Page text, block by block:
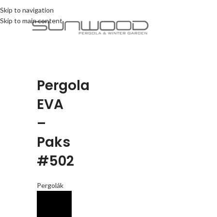
Skip to navigation
Skip to main content
Pergola
EVA
–
Paks
#502
Pergolák